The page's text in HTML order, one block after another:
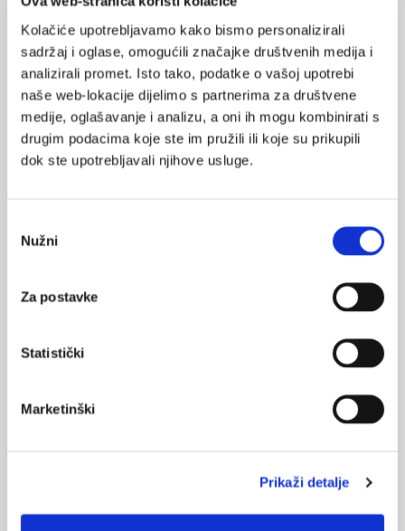
Kolačiće upotrebljavamo kako bismo personalizirali
sadržaj i oglase, omogućili značajke društvenih medija i
analizirali promet. Isto tako, podatke o vašoj upotrebi
naše web-lokacije dijelimo s partnerima za društvene
medije, oglašavanje i analizu, a oni ih mogu kombinirati s
drugim podacima koje ste im pružili ili koje su prikupili
dok ste upotrebljavali njihove usluge.
pristanka
Nužni
Za postavke
Statistički
Marketinški
Prikaži detalje
grupna terapija
NA VRH
VEZANI SADRŽAJ
Primjena robota upravljanih EMG signalima u
fizioterapiji i rehabilitaciji
17.04.2023.